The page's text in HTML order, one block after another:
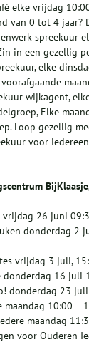
elke vrijdag
van 0 tot 4 jaar?
spreekuur
in een gezellig
elke
wijkagent,
Elke
Loop gezellig
voor
26 juni
donderdag 2
vrijdag 3 juli,
donderdag 16 juli
donderdag 23
maandag 10:00 –
maandag
voor Ouderen